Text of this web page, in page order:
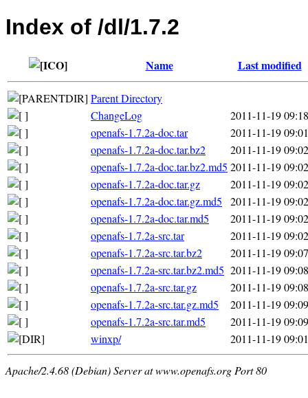
Index of /dl/1.7.2
Name Last modified
Parent Directory
ChangeLog
2011-11-19 09:18
openafs-1.7.2a-doc.tar
2011-11-19 09:01
openafs-1.7.2a-doc.tar.bz2
2011-11-19 09:02
openafs-1.7.2a-doc.tar.bz2.md5 2011-11-19 09:02
openafs-1.7.2a-doc.tar.gz
2011-11-19 09:02
openafs-1.7.2a-doc.tar.gz.md5
2011-11-19 09:02
openafs-1.7.2a-doc.tar.md5
2011-11-19 09:02
openafs-1.7.2a-src.tar
2011-11-19 09:02
openafs-1.7.2a-src.tar.bz2
2011-11-19 09:07
openafs-1.7.2a-src.tar.bz2.md5 2011-11-19 09:08
openafs-1.7.2a-src.tar.gz
2011-11-19 09:08
openafs-1.7.2a-src.tar.gz.md5
2011-11-19 09:09
openafs-1.7.2a-src.tar.md5
2011-11-19 09:09
winxp/
2011-11-19 09:01
Apache/2.4.68 (Debian) Server at www.openafs.org Port 80